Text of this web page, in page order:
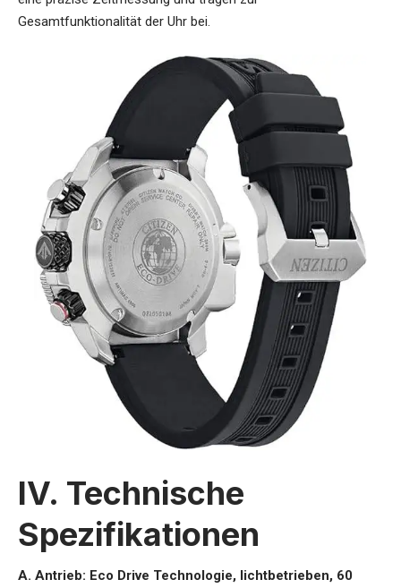
Gesamtfunktionalität der Uhr bei.
IV. Technische
Spezifikationen
A. Antrieb: Eco Drive Technologie, lichtbetrieben, 60